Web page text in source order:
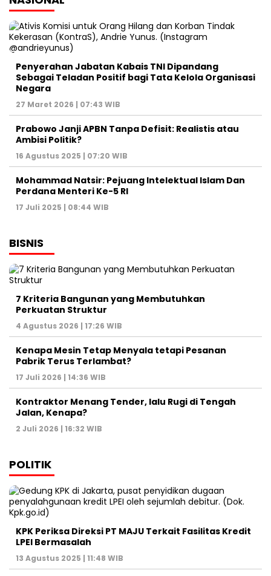
Penyerahan Jabatan Kabais TNI Dipandang
Sebagai Teladan Positif bagi Tata Kelola Organisasi
Negara
27 Maret 2026 | 07:43 WIB
Prabowo Janji APBN Tanpa Defisit: Realistis atau
Ambisi Politik?
16 Agustus 2025 | 07:20 WIB
Mohammad Natsir: Pejuang Intelektual Islam Dan
Perdana Menteri Ke-5 RI
17 Juli 2025 | 08:44 WIB
BISNIS
7 Kriteria Bangunan yang Membutuhkan
Perkuatan Struktur
4 Agustus 2026 | 17:26 WIB
Kenapa Mesin Tetap Menyala tetapi Pesanan
Pabrik Terus Terlambat?
17 Juli 2026 | 14:36 WIB
Kontraktor Menang Tender, lalu Rugi di Tengah
Jalan, Kenapa?
2 Juli 2026 | 16:32 WIB
POLITIK
KPK Periksa Direksi PT MAJU Terkait Fasilitas Kredit
LPEI Bermasalah
13 Agustus 2025 | 11:48 WIB